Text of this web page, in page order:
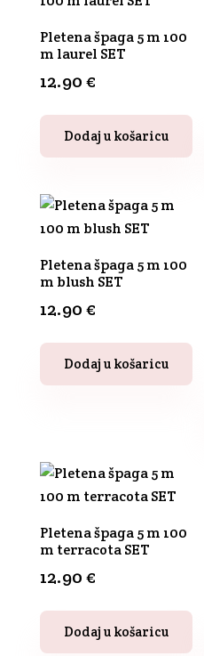
Pletena špaga 5 m 100
m laurel SET
12.90€
Dodaj u košaricu
Pletena špaga 5 m 100
m blush SET
12.90€
Dodaj u košaricu
Pletena špaga 5 m 100
m terracota SET
12.90€
Dodaj u košaricu